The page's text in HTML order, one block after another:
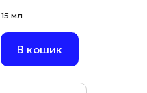
15 мл
15 мл
В кошик